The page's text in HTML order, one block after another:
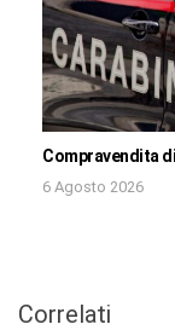
Compravendita
6 Agosto 2026
Correlati